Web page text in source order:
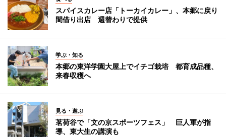
スパイスカレー店「トーカイカレー」、本郷に戻り
間借り出店 週替わりで提供
学ぶ・知る
本郷の東洋学園大屋上でイチゴ栽培 都育成品種、
来春収穫へ
見る・遊ぶ
茗荷谷で「文の京スポーツフェス」 巨人軍が指
導、東大生の講演も